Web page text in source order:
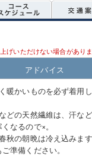
げいただけない場合があり
アドバイス
暖かいものを必ず着用
どの天然繊維は、汗な
なるので×。
秋の朝晩は冷え込みま
準備ください。